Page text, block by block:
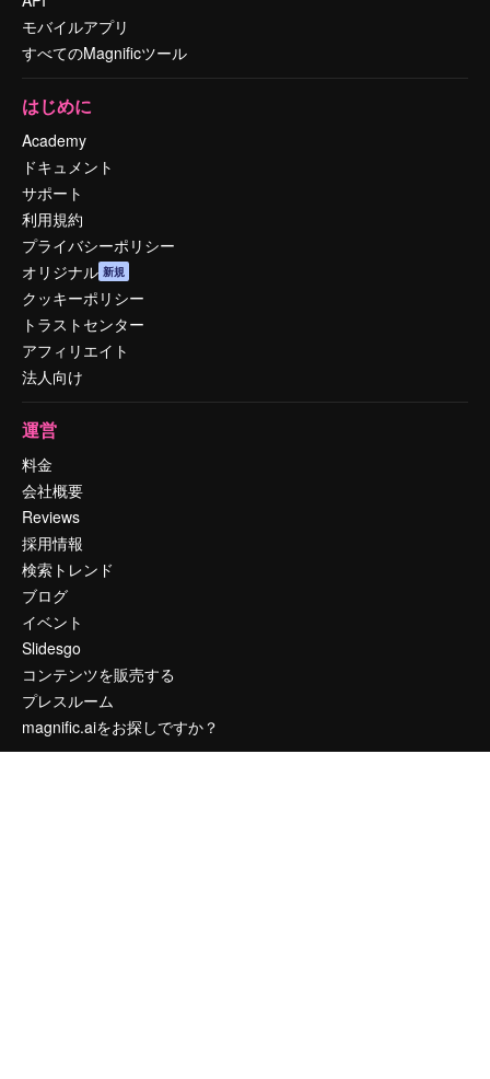
モバイルアプリ
すべてのMagnificツール
はじめに
Academy
ドキュメント
サポート
利用規約
プライバシーポリシー
オリジナル 新規
クッキーポリシー
トラストセンター
アフィリエイト
法人向け
運営
料金
会社概要
Reviews
採用情報
検索トレンド
ブログ
イベント
Slidesgo
コンテンツを販売する
プレスルーム
magnific.aiをお探しですか？